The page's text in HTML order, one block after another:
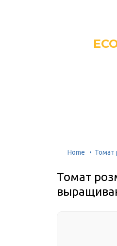
Home Томат
Томат